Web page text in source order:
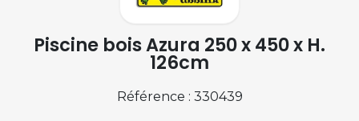
Piscine bois Azura 250 x 450 x H.
126cm
Référence : 330439